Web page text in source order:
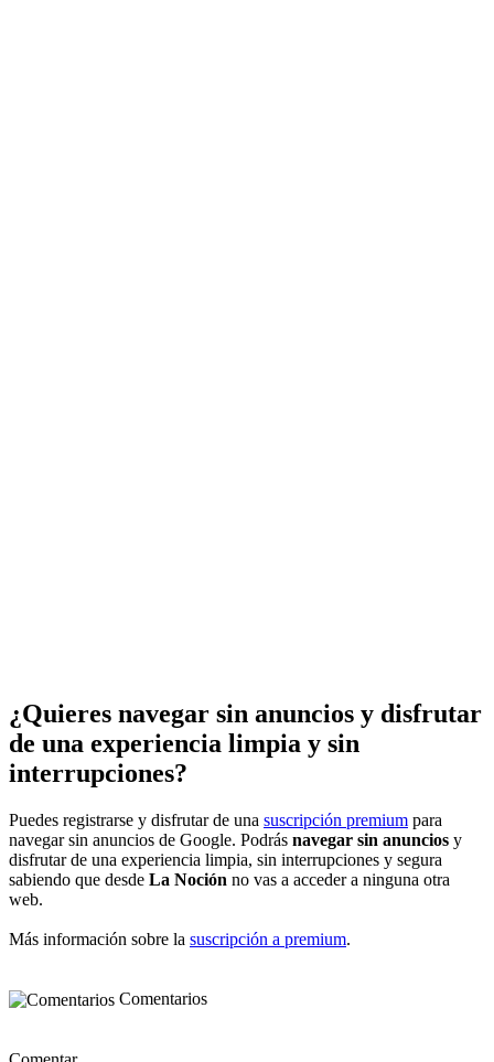
¿Quieres navegar sin anuncios y disfrutar
de una experiencia limpia y sin
interrupciones?
Puedes registrarse y disfrutar de una suscripción premium para
navegar sin anuncios de Google. Podrás navegar sin anuncios y
disfrutar de una experiencia limpia, sin interrupciones y segura
sabiendo que desde La Noción no vas a acceder a ninguna otra
web.
Más información sobre la suscripción a premium.
Comentarios